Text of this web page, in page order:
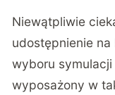
Niewątpliwie
udostępnienie na
wyboru
wyposażony w